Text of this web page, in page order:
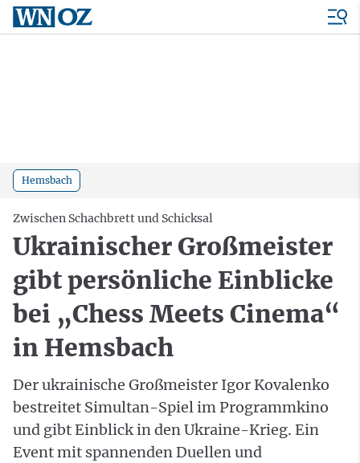
Hemsbach
Zwischen Schachbrett und Schicksal
Ukrainischer Großmeister
gibt persönliche Einblicke
bei „Chess Meets Cinema“
in Hemsbach
Der ukrainische Großmeister Igor Kovalenko
bestreitet Simultan-Spiel im Programmkino
und gibt Einblick in den Ukraine-Krieg. Ein
Event mit spannenden Duellen und